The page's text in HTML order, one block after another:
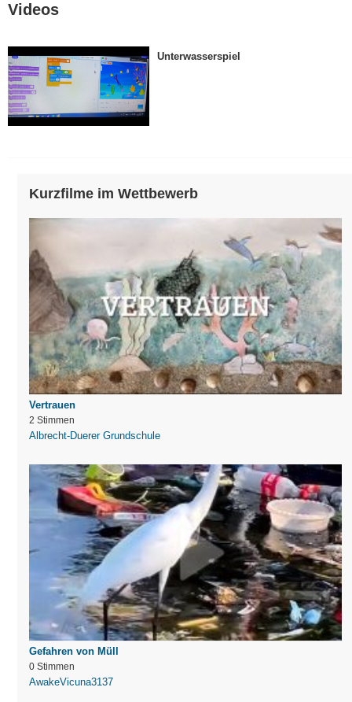
Videos
Unterwasserspiel
Kurzfilme im Wettbewerb
Vertrauen
2 Stimmen
Albrecht-Duerer Grundschule
Gefahren von Müll
0 Stimmen
AwakeVicuna3137